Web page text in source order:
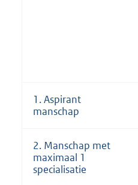
1. Aspirant
manschap
2. Manschap met
maximaal 1
specialisatie